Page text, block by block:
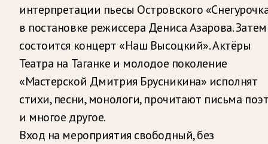
интерпретации пьесы Островского
в постановке режиссера Дениса Азарова. Затем
состоится концерт «Наш Высоцкий». Актёры
Театра на Таганке и молодое поколение
«Мастерской Дмитрия Брусникина» исполнят
стихи, песни, монологи, прочитают письма
и многое другое.
Вход на мероприятия свободный, без